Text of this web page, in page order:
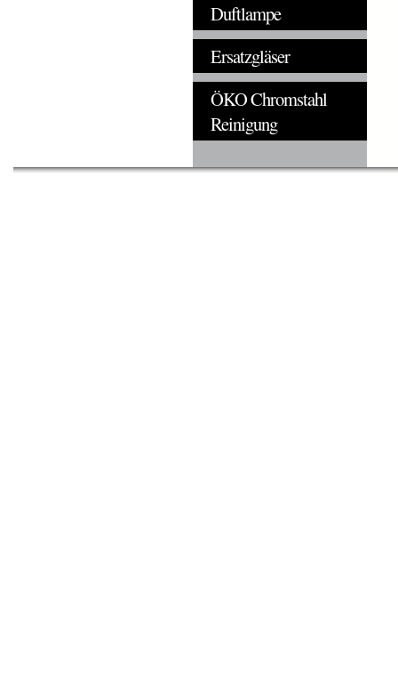
Duftlampe
Ersatzgläser
ÖKO Chromstahl
Reinigung